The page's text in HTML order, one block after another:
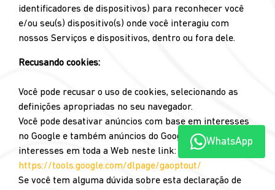
identificadores de dispositivos) para reconhecer você
e/ou seu(s) dispositivo(s) onde você interagiu com
nossos Serviços e dispositivos, dentro ou fora dele.
Recusando cookies:
Você pode recusar o uso de cookies, selecionando as
definições apropriadas no seu navegador.
Você pode desativar anúncios com base em interesses
no Google e também anúncios do Google com base em
interesses em toda a Web neste link:
https://tools.google.com/dlpage/gaoptout/
Se você tem alguma dúvida sobre esta declaração de
WhatsApp